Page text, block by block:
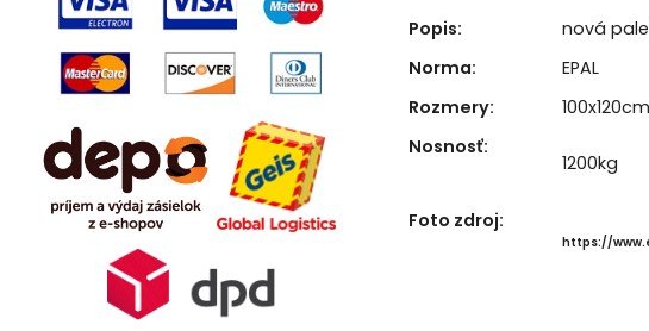
Popis:
nová
Norma:
EPAL
Rozmery:
Nosnosť:
Foto zdroj:
https://